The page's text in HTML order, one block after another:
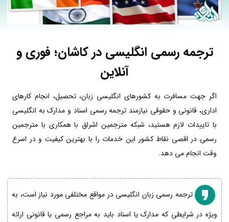
ترجمه رسمی انگلیسی در کاشان؛ فوری و
آنلاین
اگر جهت مسافرت به کشورهای انگلیسی زبان، تحصیل، انجام کارهای
اداری، قانونی و حقوقی نیازمند ترجمه رسمی اسناد و مدارک به انگلیسی
با تاییدات لازم هستید، شبکه مترجمین اشراق با همکاری با مترجمین
رسمی در اقصی نقاط کشور این خدمات را با بهترین کیفیت و در اسرع
وقت انجام می دهد.
ترجمه رسمی زبان انگلیسی در مواقع مختلفی مورد نیاز است، به
ویژه در شرایطی که مدارک یا اسناد باید به مراجع رسمی یا قانونی ارائه